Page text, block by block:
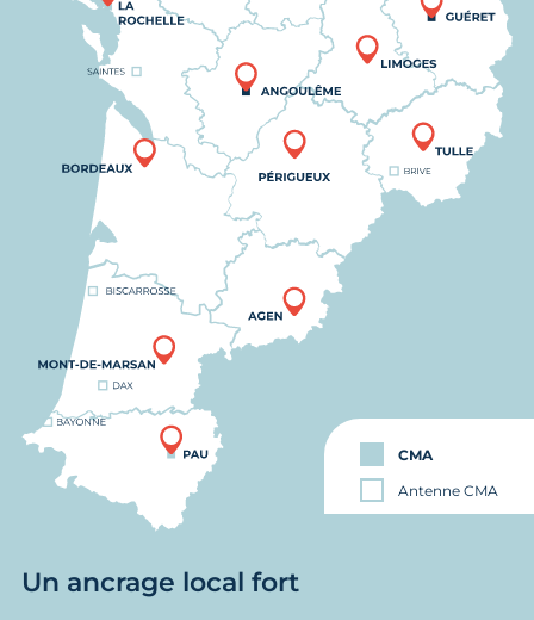
CMA
Antenne CMA
Un ancrage local fort